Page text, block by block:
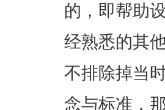
的，即帮助
经熟悉的其
不排除掉当
念与标准，